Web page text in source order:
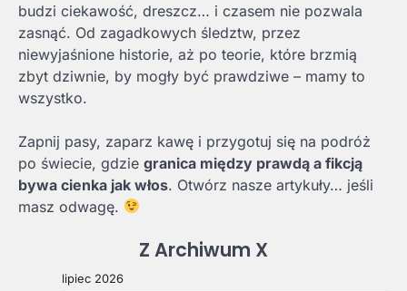
budzi ciekawość, dreszcz… i czasem nie pozwala
zasnąć. Od zagadkowych śledztw, przez
niewyjaśnione historie, aż po teorie, które brzmią
zbyt dziwnie, by mogły być prawdziwe – mamy to
wszystko.
Zapnij pasy, zaparz kawę i przygotuj się na podróż
po świecie, gdzie granica między prawdą a fikcją
bywa cienka jak włos. Otwórz nasze artykuły… jeśli
masz odwagę.
Z Archiwum X
lipiec 2026